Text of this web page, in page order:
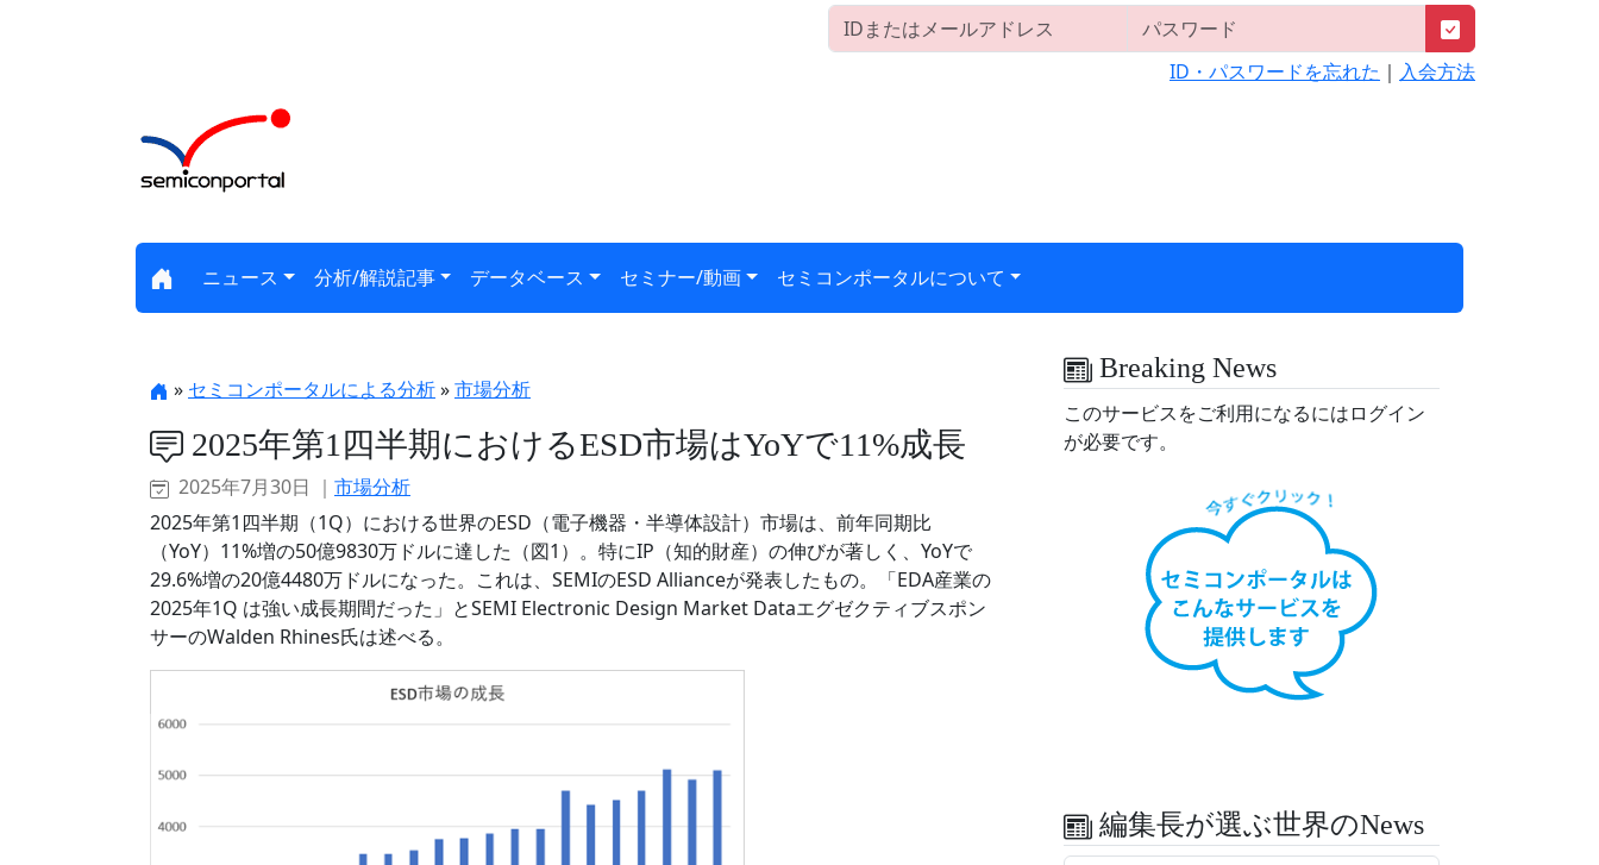
ID・パスワードを忘れた ｜ 入会方法
ニュース 分析/解説記事 データベース セミナー/動画 セミコンポータルについて
» セミコンポータルによる分析»市場分析
2025年第1四半期におけるESD市場はYoYで11%成長
2025年7月30日 ｜ 市場分析
2025年第1四半期（1Q）における世界のESD（電子機器・半導体設計）市場は、前年同期比
（YoY）11%増の50億9830万ドルに達した（図1）。特にIP（知的財産）の伸びが著しく、YoYで
29.6%増の20億4480万ドルになった。これは、SEMIのESD Allianceが発表したもの。「EDA産業の
2025年1Q は強い成長期間だった」とSEMI Electronic Design Market Dataエグゼクティブスポン
サーのWalden Rhines氏は述べる。
Breaking News
このサービスをご利用になるにはログイン
が必要です。
編集長が選ぶ世界のNews